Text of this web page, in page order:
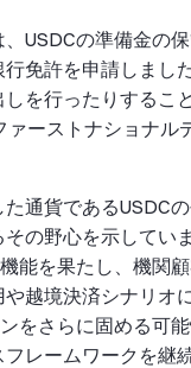
USDCの準備金の
免許を申請しまし
を行ったりするこ
ーストナショナル
通貨であるUSDC
の野心を示してい
能を果たし、機関
越境決済シナリオ
をさらに固める可
レームワークを継